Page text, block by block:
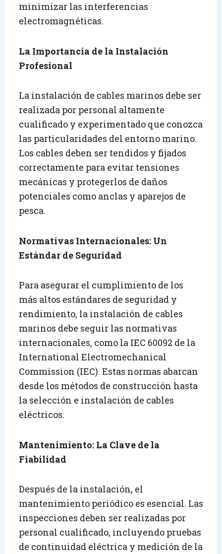
minimizar las interferencias
electromagnéticas.
La Importancia de la Instalación
Profesional
La instalación de cables marinos debe ser
realizada por personal altamente
cualificado y experimentado que conozca
las particularidades del entorno marino.
Los cables deben ser tendidos y fijados
correctamente para evitar tensiones
mecánicas y protegerlos de daños
potenciales como anclas y aparejos de
pesca.
Normativas Internacionales: Un
Estándar de Seguridad
Para asegurar el cumplimiento de los
más altos estándares de seguridad y
rendimiento, la instalación de cables
marinos debe seguir las normativas
internacionales, como la IEC 60092 de la
International Electromechanical
Commission (IEC). Estas normas abarcan
desde los métodos de construcción hasta
la selección e instalación de cables
eléctricos.
Mantenimiento: La Clave de la
Fiabilidad
Después de la instalación, el
mantenimiento periódico es esencial. Las
inspecciones deben ser realizadas por
personal cualificado, incluyendo pruebas
de continuidad eléctrica y medición de la